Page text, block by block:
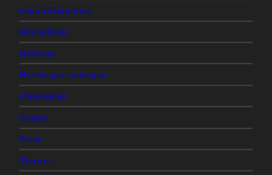
Los sufrimientos
Mis enlaces
Noticias
Novela por entregas
Oneiremas
Poesía
Posts
Tiernos